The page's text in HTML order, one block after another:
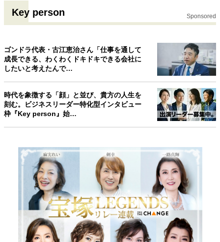
Key person Sponsored
ゴンドラ代表・古江恵治さん「仕事を通して
成長できる、わくわくドキドキできる会社に
したいと考えたんで…
時代を象徴する「顔」と並び、貴方の人生を
刻む。ビジネスリーダー特化型インタビュー
枠『Key person』始…